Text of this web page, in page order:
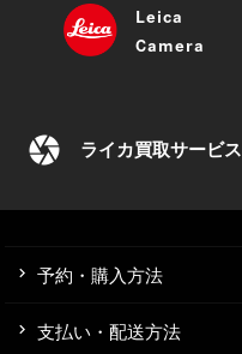
Leica
Camera
camera ライカ買取サービス
予約・購入方法
支払い・配送方法